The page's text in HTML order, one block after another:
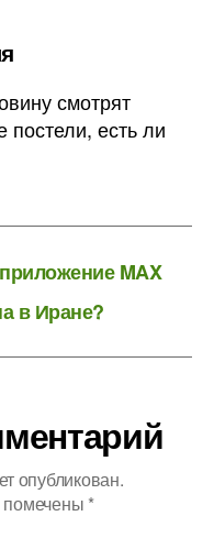
смотрят
есть ли
MAX
в Иране?
опубликован.
помечены *